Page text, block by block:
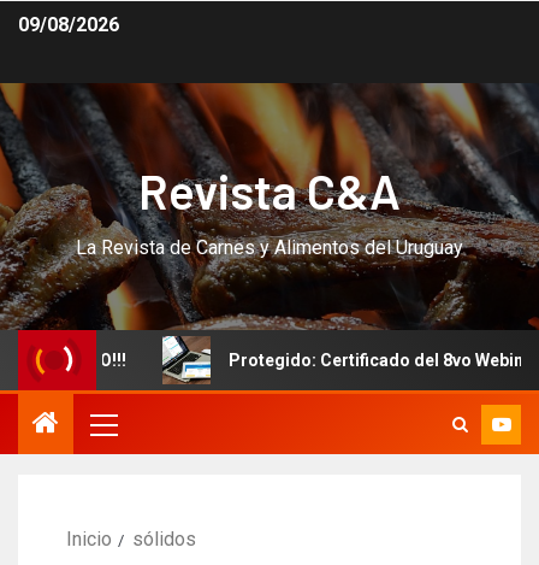
09/08/2026
Revista C&A
La Revista de Carnes y Alimentos del Uruguay
Protegido: Certificado del 8vo Webinar
Inicio sólidos